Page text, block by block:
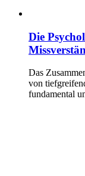
Die
Das
von
fundamental